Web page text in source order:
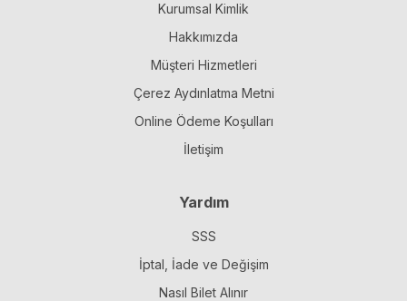
Kurumsal Kimlik
Hakkımızda
Müşteri Hizmetleri
Çerez Aydınlatma Metni
Online Ödeme Koşulları
İletişim
Yardım
SSS
İptal, İade ve Değişim
Nasıl Bilet Alınır